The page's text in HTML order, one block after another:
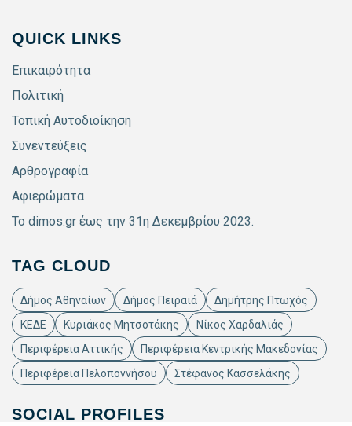
QUICK LINKS
Επικαιρότητα
Πολιτική
Τοπική Αυτοδιοίκηση
Συνεντεύξεις
Αρθρογραφία
Αφιερώματα
Το dimos.gr έως την 31η Δεκεμβρίου 2023.
TAG CLOUD
Δήμος Αθηναίων Δήμος Πειραιά
Δημήτρης Πτωχός
ΚΕΔΕ
Κυριάκος Μητσοτάκης
Νίκος Χαρδαλιάς
Περιφέρεια Αττικής
Περιφέρεια Κεντρικής Μακεδονίας
Περιφέρεια Πελοποννήσου
Στέφανος Κασσελάκης
SOCIAL PROFILES